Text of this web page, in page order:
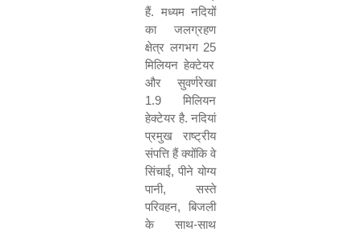
हैं. मध्यम नदियों
का जलग्रहण
क्षेत्र लगभग 25
मिलियन हेक्टेयर
और सुवर्णरेखा
1.9 मिलियन
हेक्टेयर है. नदियां
प्रमुख राष्ट्रीय
संपत्ति हैं क्योंकि वे
सिंचाई, पीने योग्य
पानी, सस्ते
परिवहन, बिजली
के साथ-साथ